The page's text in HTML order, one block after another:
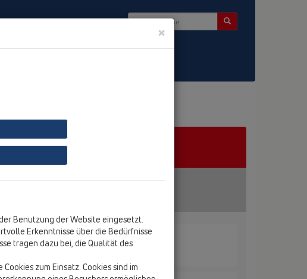
×
Benutzung der Website eingesetzt.
Erkenntnisse über die Bedürfnisse
tragen dazu bei, die Qualität des
zum Einsatz. Cookies sind im